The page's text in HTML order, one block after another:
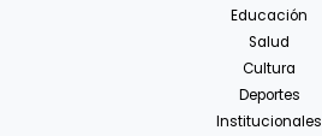
Educación
Salud
Cultura
Deportes
Institucionales